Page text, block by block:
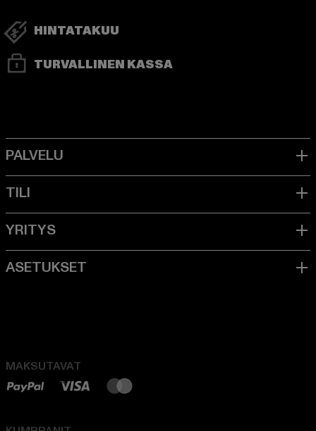
HINTATAKUU
TURVALLINEN KASSA
MAKSUTAVAT